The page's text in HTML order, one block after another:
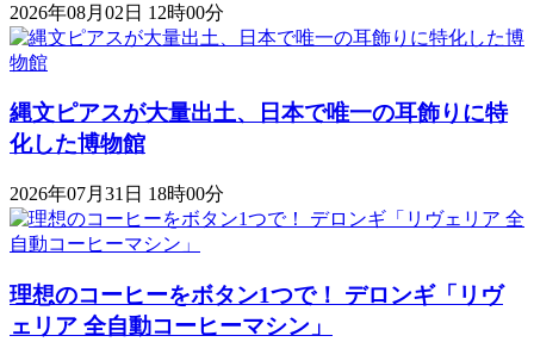
2026年08月02日 12時00分
縄文ピアスが大量出土、日本で唯一の耳飾りに特
化した博物館
2026年07月31日 18時00分
理想のコーヒーをボタン1つで！ デロンギ「リヴ
ェリア 全自動コーヒーマシン」